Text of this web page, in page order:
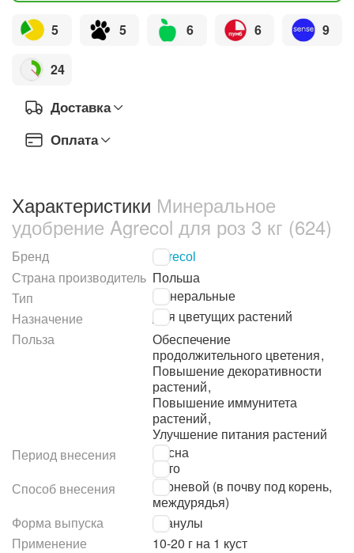
5 5 6 6 9
24
Доставка
Оплата
Характеристики Минеральное
удобрение Agrecol для роз 3 кг (624)
Бренд Agrecol
Страна производитель Польша
Тип
Минеральные
Назначение
Для цветущих растений
Польза
Обеспечение
продолжительного цветения,
Повышение декоративности
растений,
Повышение иммунитета
растений,
Улучшение питания растений
Период внесения
Весна
Лето
Способ внесения
Корневой (в почву под корень,
междурядья)
Форма выпуска
Гранулы
Применение
10-20 г на 1 куст